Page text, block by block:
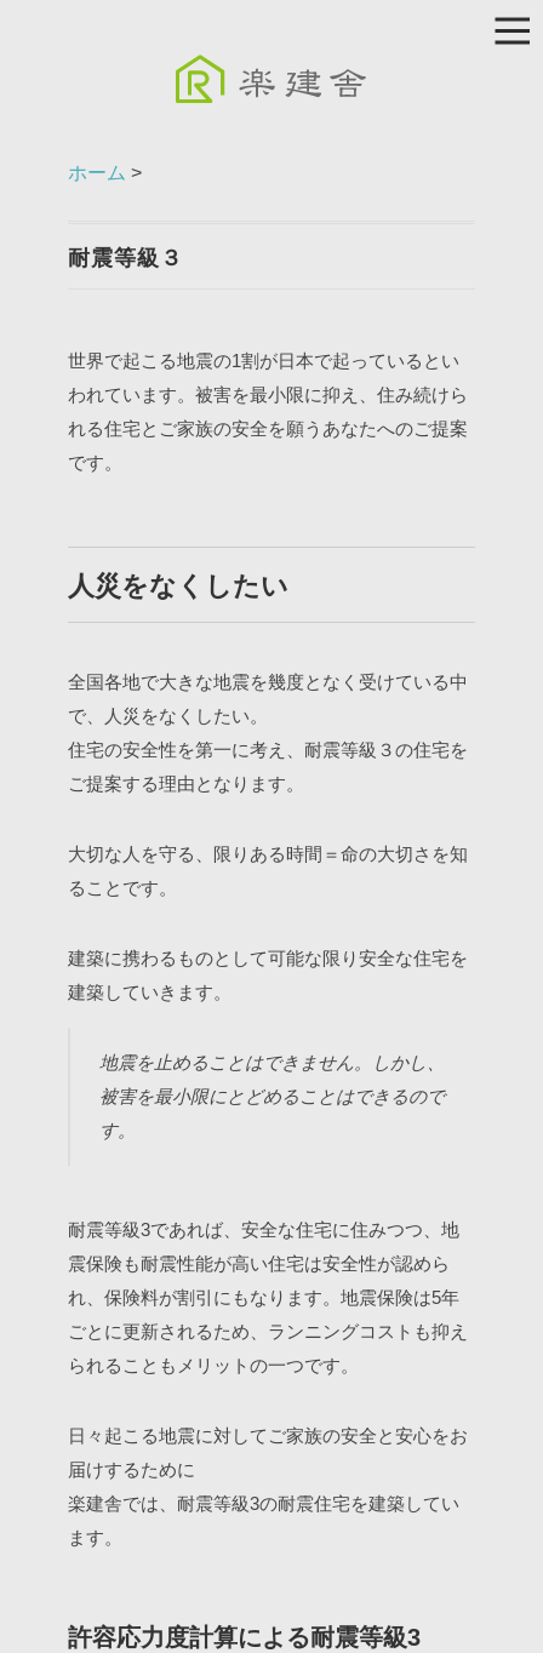
ホーム >
耐震等級３
世界で起こる地震の1割が日本で起っているとい
われています。被害を最小限に抑え、住み続けら
れる住宅とご家族の安全を願うあなたへのご提案
です。
人災をなくしたい
全国各地で大きな地震を幾度となく受けている中
で、人災をなくしたい。
住宅の安全性を第一に考え、耐震等級３の住宅を
ご提案する理由となります。
大切な人を守る、限りある時間＝命の大切さを知
ることです。
建築に携わるものとして可能な限り安全な住宅を
建築していきます。
地震を止めることはできません。しかし、
被害を最小限にとどめることはできるので
す。
耐震等級3であれば、安全な住宅に住みつつ、地
震保険も耐震性能が高い住宅は安全性が認めら
れ、保険料が割引にもなります。地震保険は5年
ごとに更新されるため、ランニングコストも抑え
られることもメリットの一つです。
日々起こる地震に対してご家族の安全と安心をお
届けするために
楽建舎では、耐震等級3の耐震住宅を建築してい
ます。
許容応力度計算による耐震等級3